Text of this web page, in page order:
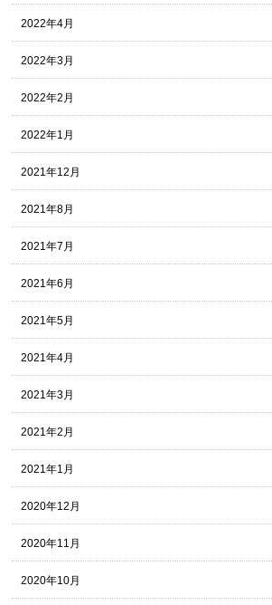
2022年4月
2022年3月
2022年2月
2022年1月
2021年12月
2021年8月
2021年7月
2021年6月
2021年5月
2021年4月
2021年3月
2021年2月
2021年1月
2020年12月
2020年11月
2020年10月